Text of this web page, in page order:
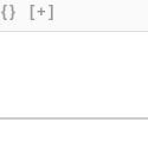
{} [+]